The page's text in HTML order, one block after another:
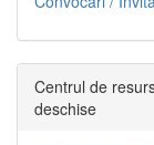
Centrul de
deschise